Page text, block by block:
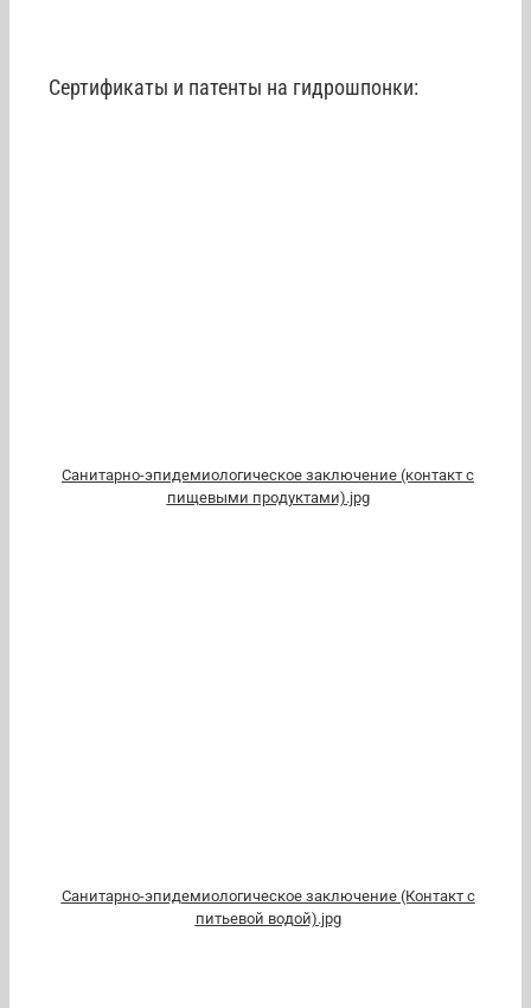
Сертификаты и патенты на гидрошпонки:
Санитарно-эпидемиологическое заключение (контакт с
пищевыми продуктами).jpg
Санитарно-эпидемиологическое заключение (Контакт с
питьевой водой).jpg